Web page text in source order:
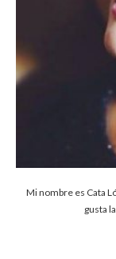
Mi nombre es Cata
gusta